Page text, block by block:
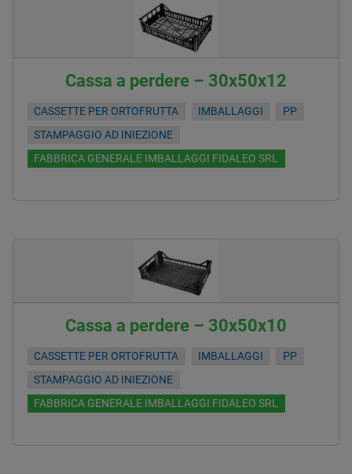
Cassa a perdere – 30x50x12
CASSETTE PER ORTOFRUTTA IMBALLAGGI
PP
STAMPAGGIO AD INIEZIONE
FABBRICA GENERALE IMBALLAGGI FIDALEO SRL
Cassa a perdere – 30x50x10
CASSETTE PER ORTOFRUTTA IMBALLAGGI
PP
STAMPAGGIO AD INIEZIONE
FABBRICA GENERALE IMBALLAGGI FIDALEO SRL